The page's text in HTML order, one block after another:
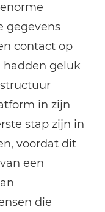
gegevens
contact op
hadden geluk
in zijn
stap zijn in
voordat dit
een
die